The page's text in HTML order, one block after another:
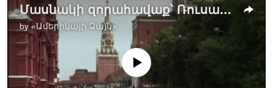
Մասնակի զորահավաք՝ Ռուսաստանում
by«Ամերիկայի Ձայն»
No media source currently available